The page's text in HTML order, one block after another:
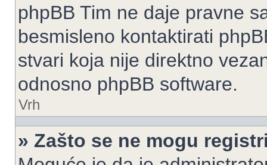
phpBB Tim ne daje pravne
besmisleno kontaktirati
stvari koja nije direktno
odnosno phpBB software.
Vrh
» Zašto se ne mogu